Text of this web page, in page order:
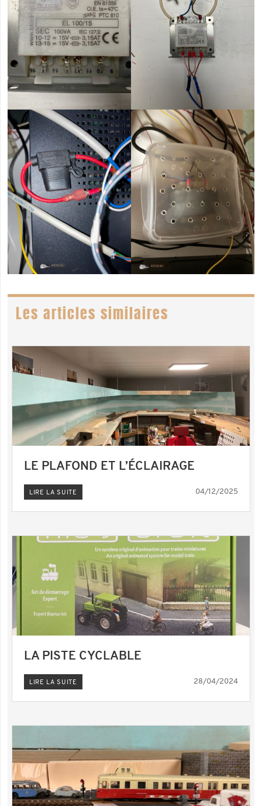
Les articles similaires
LE PLAFOND ET L’ÉCLAIRAGE
LIRE LA SUITE 04/12/2025
LA PISTE CYCLABLE
LIRE LA SUITE 28/04/2024